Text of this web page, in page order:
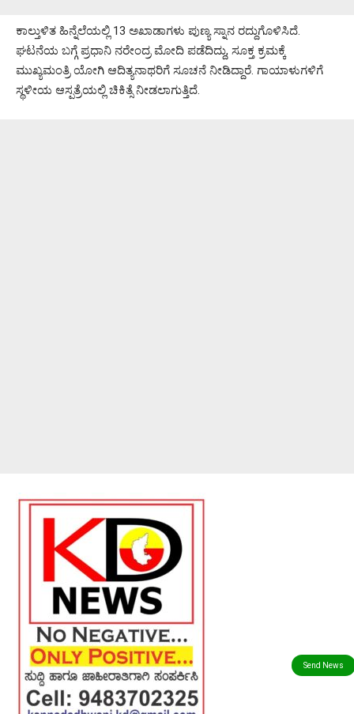
ಕಾಲ್ತುಳಿತ ಹಿನ್ನೆಲೆಯಲ್ಲಿ 13 ಅಖಾಡಾಗಳು ಪುಣ್ಯ ಸ್ನಾನ ರದ್ದುಗೊಳಿಸಿದೆ.
ಘಟನೆಯ ಬಗ್ಗೆ ಪ್ರಧಾನಿ ನರೇಂದ್ರ ಮೋದಿ ಪಡೆದಿದ್ದು, ಸೂಕ್ತ ಕ್ರಮಕ್ಕೆ
ಮುಖ್ಯಮಂತ್ರಿ ಯೋಗಿ ಆದಿತ್ಯನಾಥರಿಗೆ ಸೂಚನೆ ನೀಡಿದ್ದಾರೆ. ಗಾಯಾಳುಗಳಿಗೆ
ಸ್ಥಳೀಯ ಆಸ್ಪತ್ರೆಯಲ್ಲಿ ಚಿಕಿತ್ಸೆ ನೀಡಲಾಗುತ್ತಿದೆ.